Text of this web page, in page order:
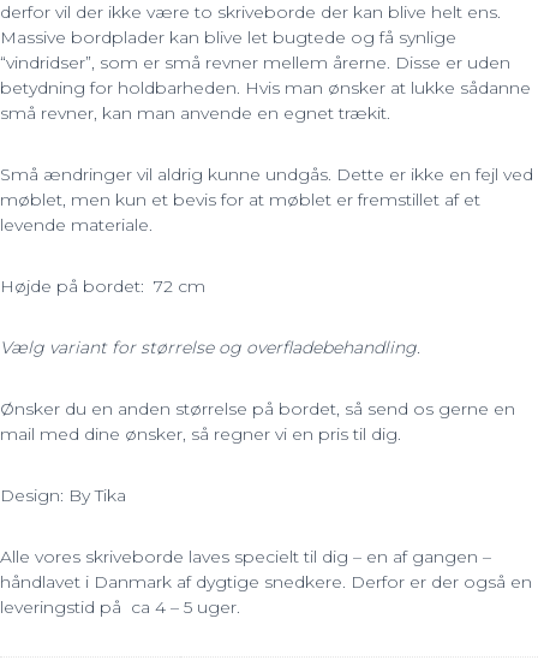
derfor vil der ikke være to skriveborde der kan blive helt ens.
Massive bordplader kan blive let bugtede og få synlige
“vindridser”, som er små revner mellem årerne. Disse er uden
betydning for holdbarheden. Hvis man ønsker at lukke sådanne
små revner, kan man anvende en egnet trækit.
Små ændringer vil aldrig kunne undgås. Dette er ikke en fejl ved
møblet, men kun et bevis for at møblet er fremstillet af et
levende materiale.
Højde på bordet: 72 cm
Vælg variant for størrelse og overfladebehandling.
Ønsker du en anden størrelse på bordet, så send os gerne en
mail med dine ønsker, så regner vi en pris til dig.
Design: By Tika
Alle vores skriveborde laves specielt til dig – en af gangen –
håndlavet i Danmark af dygtige snedkere. Derfor er der også en
leveringstid på ca 4 – 5 uger.